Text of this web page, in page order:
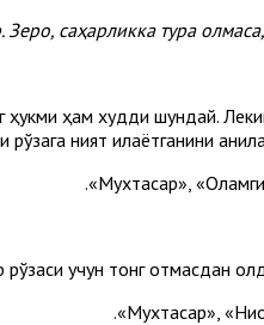
саҳарликка тура
ҳукми ҳам худди шундай.
рўзага ният қилаётганини
учун тонг отмасдан